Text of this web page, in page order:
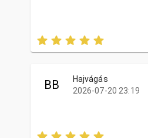
BB
Hajvágás
2026-07-20 23:19